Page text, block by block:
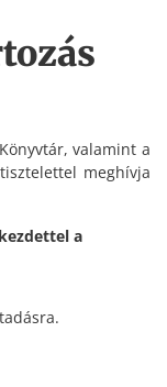
valamint a
meghívja
a